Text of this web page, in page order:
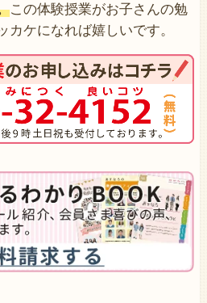
この体験授業がお子さんの勉
ケになれば嬉しいです。